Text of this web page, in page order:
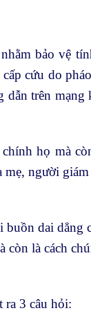
bảo vệ
cứu do
dẫn trên mạng
họ mà
người
dai dẳng
là cách
ra 3 câu hỏi: